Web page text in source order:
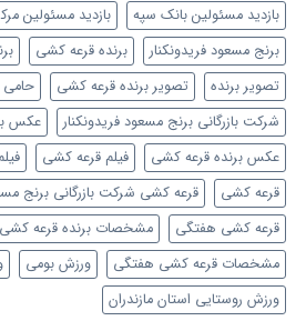
بازدید مسئولین بانک سپه
بازدید مسئولین
برنج مسعود فریدونکنار
برنده قرعه کشی
تصویر برنده
تصویر برنده قرعه کشی
حامی
شرکت بازرگانی برنج مسعود فریدونکنار
عکس
عکس برنده قرعه کشی
فیلم قرعه کشی
قرعه کشی
قرعه کشی شرکت بازرگانی برنج
قرعه کشی هفتگی
مشخصات برنده قرعه کشی
مشخصات قرعه کشی هفتگی
ورزش بومی
ورزش روستایی استان مازندران